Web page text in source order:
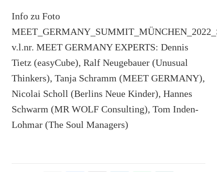
Info zu Foto
v.l.nr. MEET GERMANY EXPERTS: Dennis
Tietz (easyCube), Ralf Neugebauer (Unusual
Thinkers), Tanja Schramm (MEET GERMANY),
Nicolai Scholl (Berlins Neue Kinder), Hannes
Schwarm (MR WOLF Consulting), Tom Inden-
Lohmar (The Soul Managers)